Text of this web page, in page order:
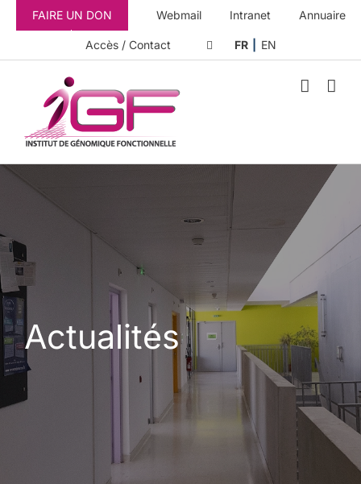
PasserFAIRE UN DON Webmail Intranet Annuaire
Accès / Contact FR EN
Actualités